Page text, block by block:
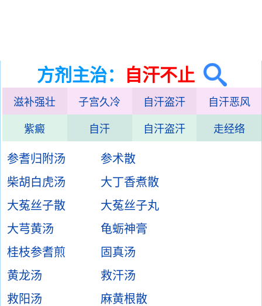
方剂主治： 自汗不止
滋补强壮 子宫久冷 自汗盗汗 自汗恶风
紫癜 自汗 自汗盗汗 走经络
参耆归附汤
参术散
柴胡白虎汤
大丁香煮散
大菟丝子散
大菟丝子丸
大芎黄汤
龟蛎神膏
桂枝参耆煎
固真汤
黄龙汤
救汗汤
救阳汤
麻黄根散